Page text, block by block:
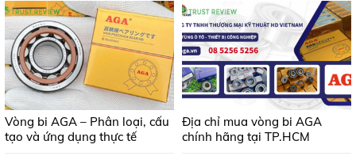
Vòng bi AGA – Phân loại, cấu
tạo và ứng dụng thực tế
Địa chỉ mua vòng bi AGA
chính hãng tại TP.HCM